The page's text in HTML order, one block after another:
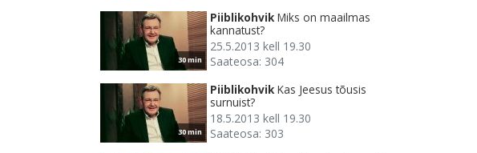
30 min
Piiblikohvik Miks on maailmas
kannatust?
25.5.2013 kell 19.30
Saateosa: 304
30 min
Piiblikohvik Kas Jeesus tõusis
surnuist?
18.5.2013 kell 19.30
Saateosa: 303